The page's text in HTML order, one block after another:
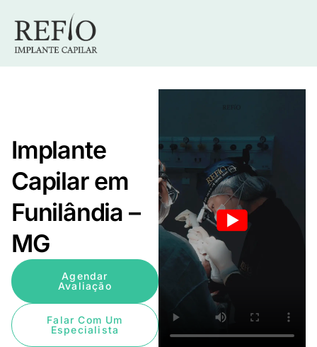
Implante
Capilar em
Funilândia –
MG
Agendar
Avaliação
Falar Com Um
Especialista